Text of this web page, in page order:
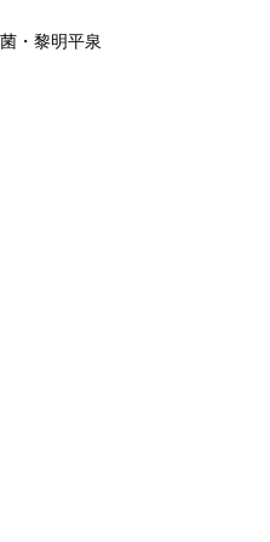
・黎明平泉